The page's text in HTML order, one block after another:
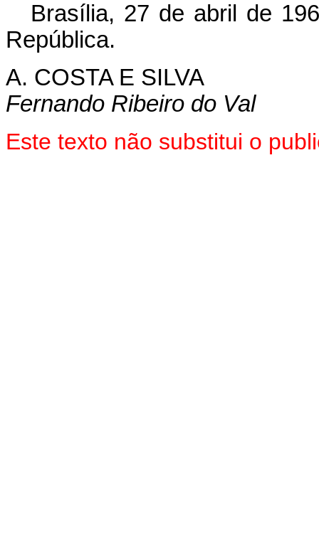
Brasília, 27 de abril de
República.
A. COSTA E SILVA
Fernando Ribeiro do Val
Este texto não substitui o